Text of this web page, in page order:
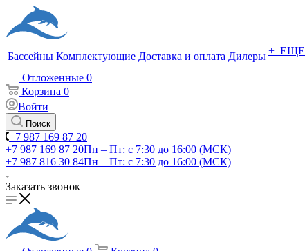
Бассейны Комплектующие Доставка и оплата Дилеры + ЕЩЕ
Отложенные 0
Корзина 0
Войти
Поиск
+7 987 169 87 20
+7 987 169 87 20Пн – Пт: с 7:30 до 16:00 (МСК)
+7 987 816 30 84Пн – Пт: с 7:30 до 16:00 (МСК)
Заказать звонок